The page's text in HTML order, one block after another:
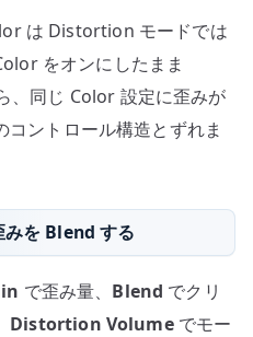
は Distortion モードでは
をオンにしたまま
同じ Color 設定に歪みが
ントロール構造とずれま
を Blend する
で歪み量、 Blend でクリ
Distortion Volumeでモー